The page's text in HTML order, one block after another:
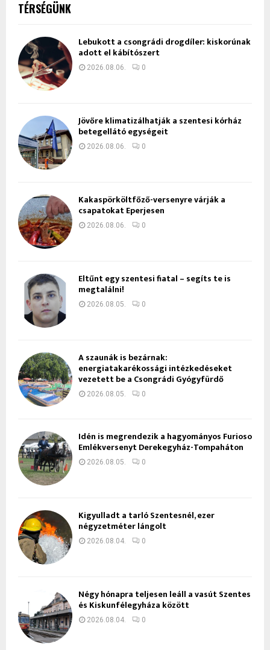
TÉRSÉGÜNK
Lebukott a csongrádi drogdíler: kiskorúnak
adott el kábítószert
2026.08.06. 0
Jövőre klimatizálhatják a szentesi kórház
betegellátó egységeit
2026.08.06. 0
Kakaspörköltfőző-versenyre várják a
csapatokat Eperjesen
2026.08.06. 0
Eltűnt egy szentesi fiatal – segíts te is
megtalálni!
2026.08.05. 0
A szaunák is bezárnak:
energiatakarékossági intézkedéseket
vezetett be a Csongrádi Gyógyfürdő
2026.08.05. 0
Idén is megrendezik a hagyományos Furioso
Emlékversenyt Derekegyház-Tompaháton
2026.08.05. 0
Kigyulladt a tarló Szentesnél, ezer
négyzetméter lángolt
2026.08.04. 0
Négy hónapra teljesen leáll a vasút Szentes
és Kiskunfélegyháza között
2026.08.04. 0